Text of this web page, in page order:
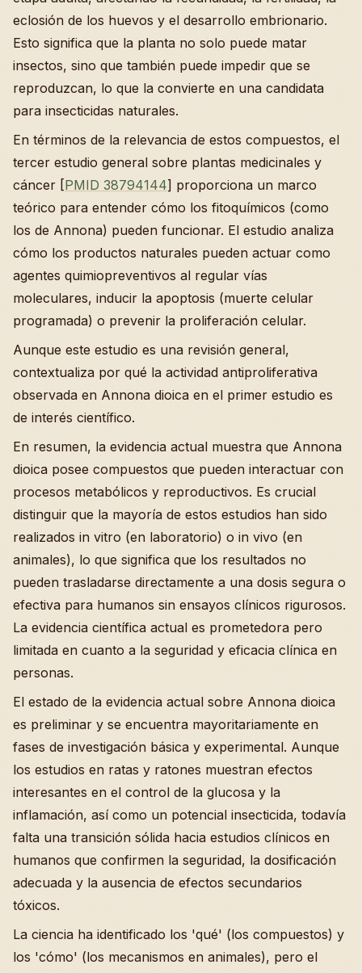
eclosión de los huevos y el desarrollo embrionario.
Esto significa que la planta no solo puede matar
insectos, sino que también puede impedir que se
reproduzcan, lo que la convierte en una candidata
para insecticidas naturales.
En términos de la relevancia de estos compuestos, el
tercer estudio general sobre plantas medicinales y
cáncer [PMID 38794144] proporciona un marco
teórico para entender cómo los fitoquímicos (como
los de Annona) pueden funcionar. El estudio analiza
cómo los productos naturales pueden actuar como
agentes quimiopreventivos al regular vías
moleculares, inducir la apoptosis (muerte celular
programada) o prevenir la proliferación celular.
Aunque este estudio es una revisión general,
contextualiza por qué la actividad antiproliferativa
observada en Annona dioica en el primer estudio es
de interés científico.
En resumen, la evidencia actual muestra que Annona
dioica posee compuestos que pueden interactuar con
procesos metabólicos y reproductivos. Es crucial
distinguir que la mayoría de estos estudios han sido
realizados in vitro (en laboratorio) o in vivo (en
animales), lo que significa que los resultados no
pueden trasladarse directamente a una dosis segura o
efectiva para humanos sin ensayos clínicos rigurosos.
La evidencia científica actual es prometedora pero
limitada en cuanto a la seguridad y eficacia clínica en
personas.
El estado de la evidencia actual sobre Annona dioica
es preliminar y se encuentra mayoritariamente en
fases de investigación básica y experimental. Aunque
los estudios en ratas y ratones muestran efectos
interesantes en el control de la glucosa y la
inflamación, así como un potencial insecticida, todavía
falta una transición sólida hacia estudios clínicos en
humanos que confirmen la seguridad, la dosificación
adecuada y la ausencia de efectos secundarios
tóxicos.
La ciencia ha identificado los 'qué' (los compuestos) y
los 'cómo' (los mecanismos en animales), pero el